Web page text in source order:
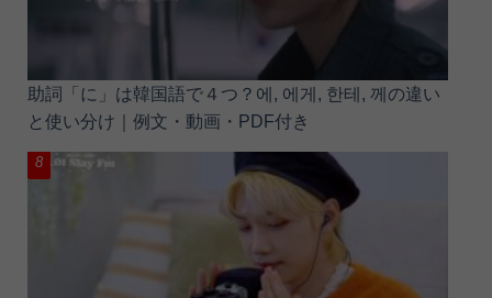
助詞「に」は韓国語で４つ？에, 에게, 한테, 께の違い
と使い分け｜例文・動画・PDF付き